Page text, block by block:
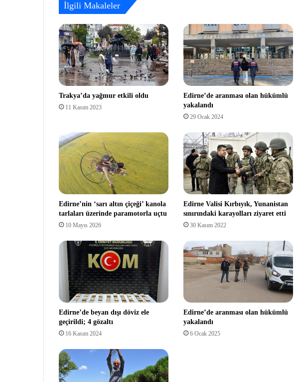
İlgili Makaleler
Trakya’da yağmur etkili oldu
11 Kasım 2023
Edirne’de aranması olan hükümlü
yakalandı
29 Ocak 2024
Edirne’nin ‘sarı altın çiçeği’ kanola
tarlaları üzerinde paramotorla uçtu
10 Mayıs 2026
Edirne Valisi Kırbıyık, Yunanistan
sınırındaki karayolları ziyaret etti
30 Kasım 2022
Edirne’de beyan dışı döviz ele
geçirildi; 4 gözaltı
16 Kasım 2024
Edirne’de aranması olan hükümlü
yakalandı
6 Ocak 2025